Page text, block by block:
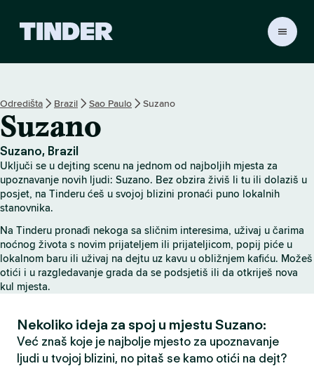
r
l
o
v
c
a
Odredišta Brazil Sao Paulo Suzano
Suzano
Suzano, Brazil
Uključi se u dejting scenu na jednom od najboljih mjesta za
upoznavanje novih ljudi: Suzano. Bez obzira živiš li tu ili dolaziš u
posjet, na Tinderu ćeš u svojoj blizini pronaći puno lokalnih
stanovnika.
Na Tinderu pronađi nekoga sa sličnim interesima, uživaj u čarima
noćnog života s novim prijateljem ili prijateljicom, popij piće u
lokalnom baru ili uživaj na dejtu uz kavu u obližnjem kafiću. Možeš
otići i u razgledavanje grada da se podsjetiš ili da otkriješ nova
kul mjesta.
Nekoliko ideja za spoj u mjestu Suzano:
Već znaš koje je najbolje mjesto za upoznavanje
ljudi u tvojoj blizini, no pitaš se kamo otići na dejt?